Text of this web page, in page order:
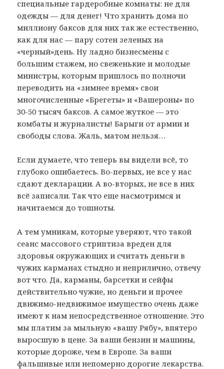
специальные гардеробные комнаты: не для
одежды — для денег! Что хранить дома по
миллиону баксов для них так же естественно,
как для нас — пару сотен зеленых на
«черный»день. Ну ладно бизнесмены с
большим стажем, но свеженькие и молодые
министры, которым пришлось по полночи
переводить на «зимнее время» свои
многочисленные «Брегеты» и «Вашероны» по
30-50 тысяч баксов. А самое жуткое — это
комбаты и журналисты! Барыги от армии и
свободы слова. Жаль, матом нельзя…
Если думаете, что теперь вы видели всё, то
глубоко ошибаетесь. Во-первых, не все у нас
сдают декларации. А во-вторых, не все в них
всё записали. Так что еще насмотримся и
начитаемся до тошноты.
А тем умникам, которые уверяют, что такой
сеанс массового стриптиза вреден для
здоровья окружающих и считать деньги в
чужих карманах стыдно и неприлично, отвечу
вот что. Да, карманы, барсетки и сейфы
действительно чужие, но деньги и прочее
движимо-недвижимое имущество очень даже
имеют к нам непосредственное отношение. Это
мы платим за мыльную «вашу Рябу», впятеро
выросшую в цене. За ваши бензин и машины,
которые дороже, чем в Европе. За ваши
фальшивые или непомерно дорогие лекарства.